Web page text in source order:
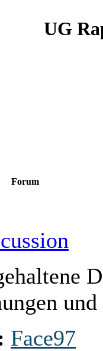
UG
Forum
und
Face97